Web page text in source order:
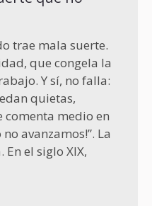
trae mala suerte.
que congela la
Y sí, no falla:
quietas,
medio en
avanzamos!”. La
el siglo XIX,